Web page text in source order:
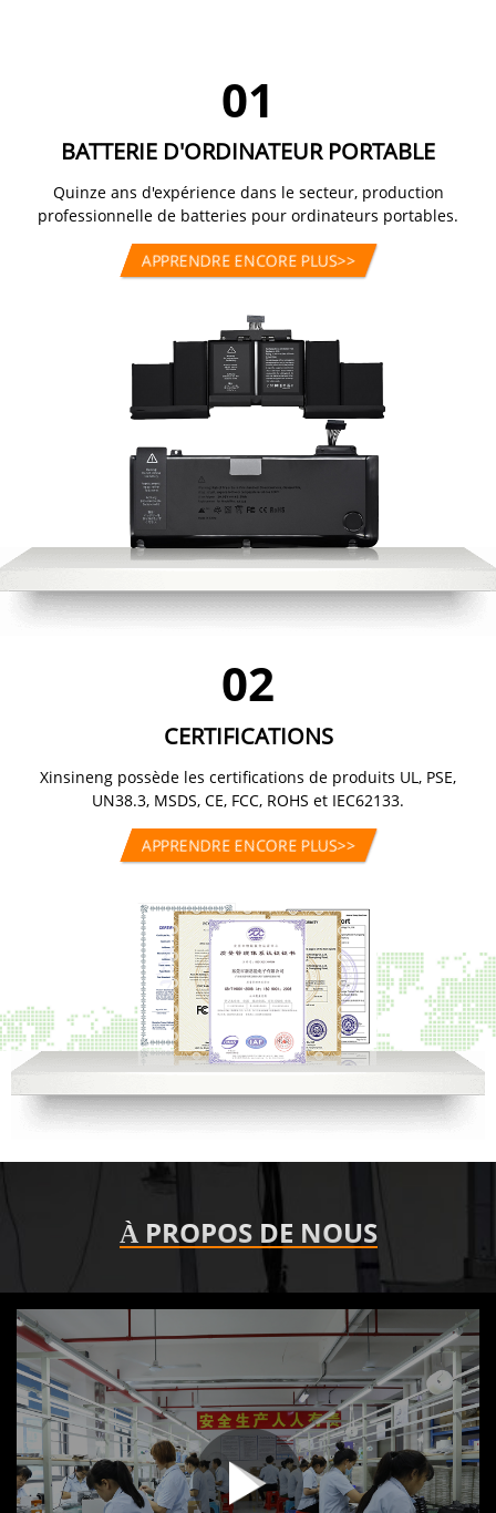
BATTERIE D'ORDINATEUR PORTABLE
Quinze ans d'expérience dans le secteur, production
professionnelle de batteries pour ordinateurs portables.
APPRENDRE ENCORE PLUS>>
CERTIFICATIONS
Xinsineng possède les certifications de produits UL, PSE,
UN38.3, MSDS, CE, FCC, ROHS et IEC62133.
APPRENDRE ENCORE PLUS>>
À PROPOS DE NOUS